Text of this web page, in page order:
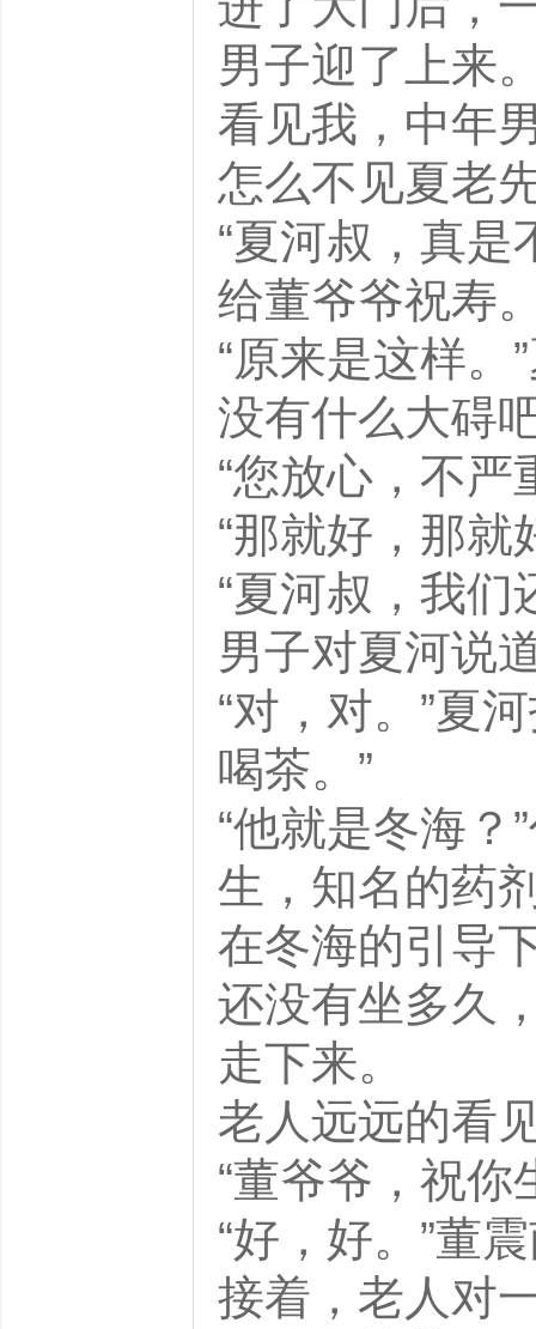
男子迎了上来
看见我，中年
怎么不见夏老
“夏河叔，真
给董爷爷祝寿
“原来是这样。
没有什么大碍
“您放心，不严
“那就好，那就
“夏河叔，我们
男子对夏河说
“对，对。”夏
喝茶。”
“他就是冬海？
生，知名的药
在冬海的引导
还没有坐多久
走下来。
老人远远的看
“董爷爷，祝你
“好，好。”董
接着，老人对